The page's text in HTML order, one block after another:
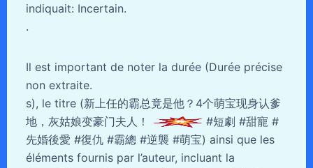
indiquait: Incertain.
.
Il est important de noter la durée (Durée précise
non extraite.
s), le titre (新上任的霸总竟是他？4个萌宝现身认爹
地，灰姑娘变豪门夫人！
#短劇 #甜寵 #
先婚後愛 #復仇 #霸總 #逆襲 #萌宝) ainsi que les
éléments fournis par l’auteur, incluant la